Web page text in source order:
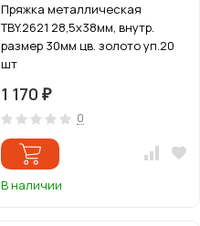
Пряжка металлическая
TBY.2621 28,5х38мм, внутр.
размер 30мм цв. золото уп.20
шт
1 170 ₽
0
В наличии